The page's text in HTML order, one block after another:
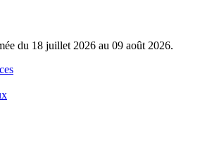
du 18 juillet 2026 au 09 août 2026.